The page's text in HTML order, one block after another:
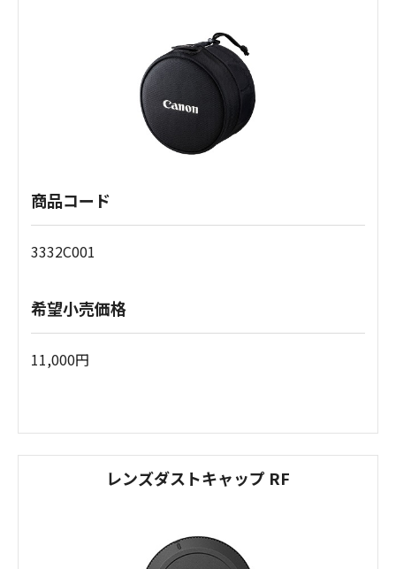
商品コード
3332C001
希望小売価格
11,000円
レンズダストキャップ RF